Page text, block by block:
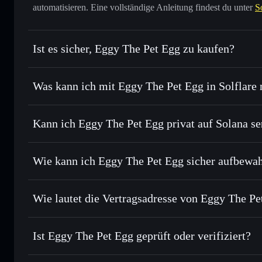
automatisieren. Eine vollständige Anleitung findest du unter
Ist es sicher, Eggy The Pet Egg zu kaufen?
Eggy The Pet Egg nicht
Was kann ich mit Eggy The Pet Egg in Solflare
Eggy The Pet Egg
Solflare-Wallet
Sofort tauschen – handle EGGY gegen SOL, USDC oder
Durchschnittskosteneffekt nutzen– Schritt für Schritt per
Privat senden– übertrage EGGY, ohne Wallets
Privacy Aggregators
kontrollierst
Kann ich Eggy The Pet Egg privat auf Solana
Privacy
Wie kann ich Eggy The Pet Egg sicher
Eggy The Pet Egg
Privacy
Wie lautet die Vertragsadresse von Eggy The
Eggy The Pet Egg
6xtdB32yaaUfmdoHjPBZCBkN8rfjipFGJcSfeqbzpump
EGGY
Ist Eggy The Pet Egg geprüft oder verifiziert?
Eggy The Pet Egg derzeit